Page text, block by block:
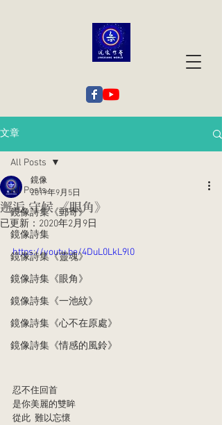
文章
All Posts
鏡像詩集《郵寄》
鏡像詩集
鏡像詩集《靈魂》
鏡像詩集《眼角》
鏡像詩集《一池紋》
鏡像詩集《心不在原處》
鏡像詩集《情感的風鈴》
All Posts
邂逅 守候 《眼角》
鏡像
2019年9月5日
已更新： 2020年2月9日
https://youtu.be/4DuL0LkL9l0
忍不住回首
是你美麗的雙眸
從此  難以忘懷